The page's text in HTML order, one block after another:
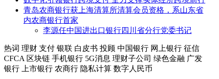
青岛农商银行获上海清算所清算会员资格，系山东省
内农商银行首家
李源任中国进出口银行四川省分行党委书记
热词 理财 支付 银联 白皮书 投顾 中国银行 网上银行 征信
CFCA 区块链 手机银行 5G消息 理财子公司 绿色金融 广发
银行
上市银行 农商行 隐私计算 数字人民币